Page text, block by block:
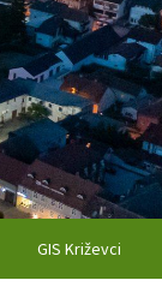
GIS Križevci